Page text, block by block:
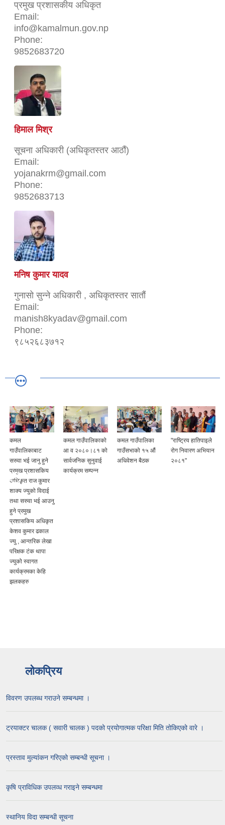
प्रमुख प्रशासकीय अधिकृत
Email:
info@kamalmun.gov.np
Phone:
9852683720
हिमाल मिश्र
सूचना अधिकारी (अधिकृतस्तर आठौं)
Email:
yojanakrm@gmail.com
Phone:
9852683713
मनिष कुमार यादव
गुनासो सुन्ने अधिकारी , अधिकृतस्तर सातौं
Email:
manish8kyadav@gmail.com
Phone:
९८५२६८३७१२
कमल
गाउँपालिकाबाट
सरुवा भई जानु हुने
प्रमुख प्रशासकिय
अधिकृत राज कुमार
शाक्य ज्युको विदाई
तथा सरुवा भई आउनु
हुने प्रमुख
प्रशासकिय अधिकृत
केशव कुमार ढकाल
ज्यु , आन्तरिक लेखा
परिक्षक टंक थापा
ज्युको स्वागत
कार्यक्रमका केहि
झलकहरु
कमल गाउँपालिकाको
आ व २०८०।८१ को
सार्वजनिक सुनुवाई
कार्यक्रम सम्पन्न
कमल गाउँपालिका
गाउँसभाको १५ औं
अधिवेशन बैठक
"राष्ट्रिय हातिपाइले
रोग निवारण अभियान
२०८१"
लोकप्रिय
विवरण उपलब्ध गराउने सम्बन्धमा ।
ट्रयाक्टर चालक ( सवारी चालक ) पदको प्रयोगात्मक परिक्षा मिति तोकिएको वारे ।
प्रस्ताव मुल्यांकन गरिएको सम्बन्धी सूचना ।
कृषि प्राविधिक उपलव्ध गराइने सम्बन्धमा
स्थानिय विदा सम्बन्धी सूचना